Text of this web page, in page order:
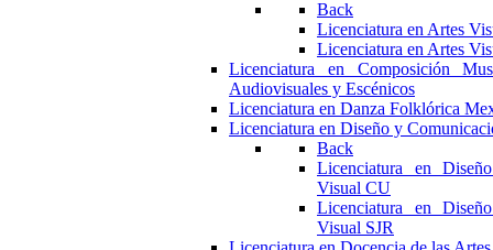
Back
Licenciatura en Artes
Licenciatura en Artes
Licenciatura en Composición
Audiovisuales y Escénicos
Licenciatura en Danza Folklórica
Licenciatura en Diseño y
Back
Licenciatura en
Visual CU
Licenciatura en
Visual SJR